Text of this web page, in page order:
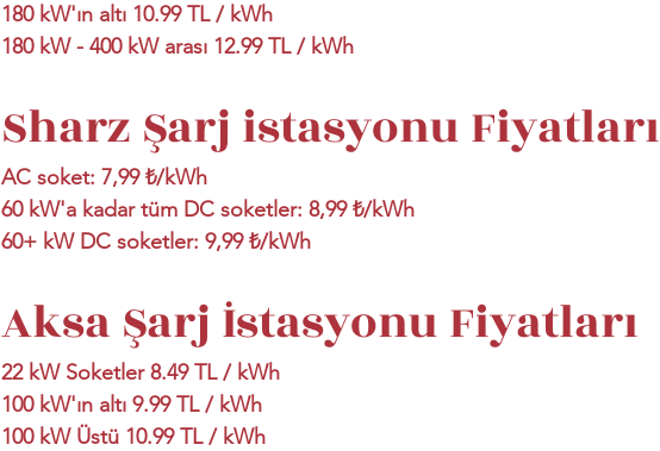
180 kW'ın altı 10.99 TL / kWh
180 kW - 400 kW arası 12.99 TL / kWh
Sharz Şarj istasyonu Fiyatları
AC soket: 7,99 ₺/kWh
60 kW'a kadar tüm DC soketler: 8,99 ₺/kWh
60+ kW DC soketler: 9,99 ₺/kWh
Aksa Şarj İstasyonu Fiyatları
22 kW Soketler 8.49 TL / kWh
100 kW'ın altı 9.99 TL / kWh
100 kW Üstü 10.99 TL / kWh